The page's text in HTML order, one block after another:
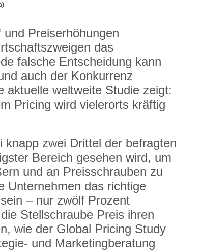
Preiserhöhungen
das
falsche Entscheidung kann
auch der Konkurrenz
aktuelle weltweite Studie zeigt:
Pricing wird vielerorts kräftig
knapp zwei Drittel der befragten
Bereich gesehen wird, um
und an Preisschrauben zu
Unternehmen das richtige
– nur zwölf Prozent
Stellschraube Preis ihren
wie der Global Pricing Study
und Marketingberatung